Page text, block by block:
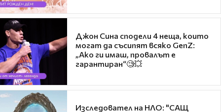
Джон Сина сподели 4 неща, които
могат да съсипят всяко GenZ:
„Ако ги имаш, провалът е
гарантиран“🧐💥
Изследовател на НЛО: "САЩ